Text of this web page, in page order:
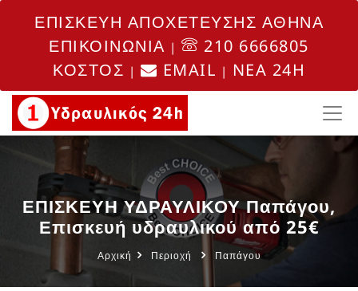
ΕΠΙΣΚΕΥΗ ΑΠΟΧΕΤΕΥΣΗΣ ΑΘΗΝΑ
ΕΠΙΚΟΙΝΩΝΙΑ |
210 6666805
ΚΟΣΤΟΣ | EMAIL | NEA 24H
ΕΠΙΣΚΕΥΗ ΥΔΡΑΥΛΙΚΟΥ Παπάγου,
Επισκευή υδραυλικού από 25€
Αρχική Περιοχή Παπάγου